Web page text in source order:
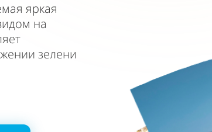
яркая
на
зелени